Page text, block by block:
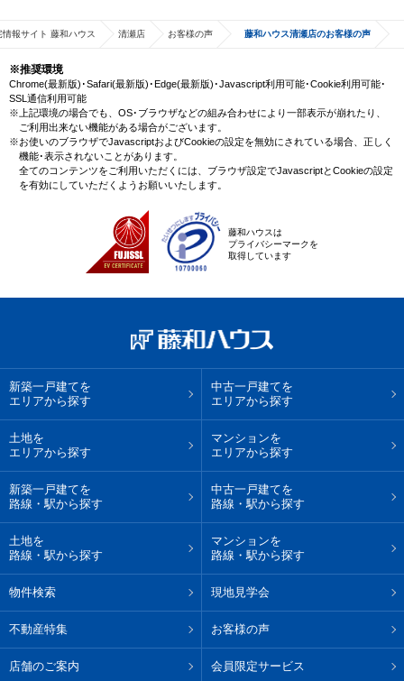
報サイト 藤和ハウス 清瀬店 お客様の声 藤和ハウス清瀬店のお客様の声
※推奨環境
Chrome(最新版)･Safari(最新版)･Edge(最新版)･Javascript利用可能･Cookie利用可能･
SSL通信利用可能
※上記環境の場合でも、OS･ブラウザなどの組み合わせにより一部表示が崩れたり、
ご利用出来ない機能がある場合がございます。
※お使いのブラウザでJavascriptおよびCookieの設定を無効にされている場合、正しく
機能･表示されないことがあります。
全てのコンテンツをご利用いただくには、ブラウザ設定でJavascriptとCookieの設定
を有効にしていただくようお願いいたします。
藤和ハウスは
プライバシーマークを
取得しています
新築一戸建てを
エリアから探す
中古一戸建てを
エリアから探す
土地を
エリアから探す
マンションを
エリアから探す
新築一戸建てを
路線・駅から探す
中古一戸建てを
路線・駅から探す
土地を
路線・駅から探す
マンションを
路線・駅から探す
物件検索 現地見学会
不動産特集 お客様の声
店舗のご案内 会員限定サービス